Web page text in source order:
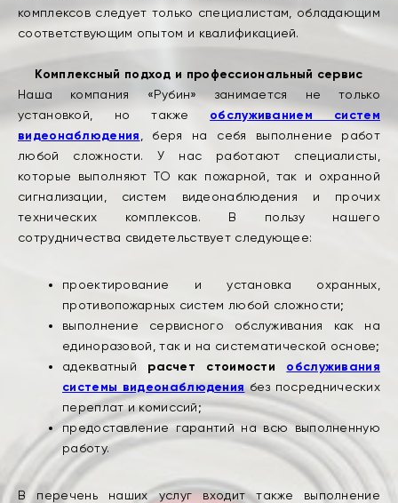
комплексов следует только специалистам, обладающим
соответствующим опытом и квалификацией.
Комплексный подход и профессиональный сервис
Наша компания «Рубин» занимается не только
установкой, но также обслуживанием систем
видеонаблюдения , беря на себя выполнение работ
любой сложности. У нас работают специалисты,
которые выполняют ТО как пожарной, так и охранной
сигнализации, систем видеонаблюдения и прочих
технических комплексов. В пользу нашего
сотрудничества свидетельствует следующее:
проектирование и установка охранных,
противопожарных систем любой сложности;
выполнение сервисного обслуживания как на
единоразовой, так и на систематической основе;
адекватный расчет стоимости обслуживания
системы видеонаблюдениябез посреднических
переплат и комиссий;
предоставление гарантий на всю выполненную
работу.
В перечень наших услуг входит также выполнение